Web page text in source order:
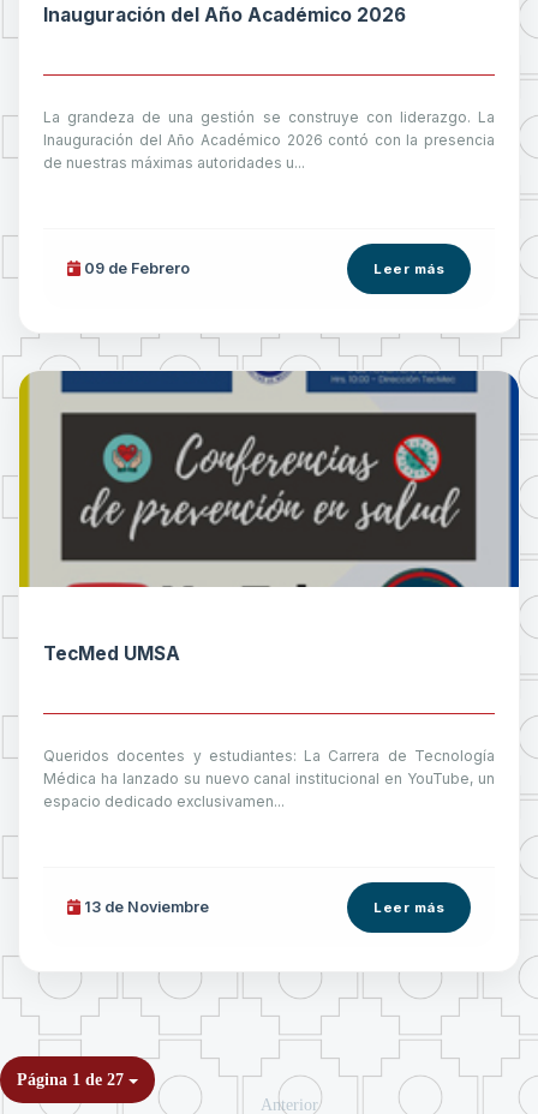
Inauguración del Año Académico 2026
La grandeza de una gestión se construye con liderazgo. La
Inauguración del Año Académico 2026 contó con la presencia
de nuestras máximas autoridades u...
09 de Febrero Leer más
TecMed UMSA
Queridos docentes y estudiantes: La Carrera de Tecnología
Médica ha lanzado su nuevo canal institucional en YouTube, un
espacio dedicado exclusivamen...
13 de Noviembre Leer más
Página 1 de 27
Anterior